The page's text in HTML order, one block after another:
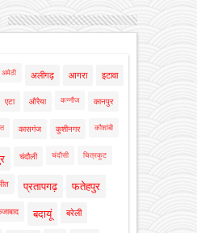
अमेठी अलीगढ़ आगरा इटावा
एटा औरैया कन्नौज कानपुर
कासगंज कुशीनगर कौशांबी
चंदौली चंदौसी चित्रकूट
प्रतापगढ़ फतेहपुर
बदायूं बरेली